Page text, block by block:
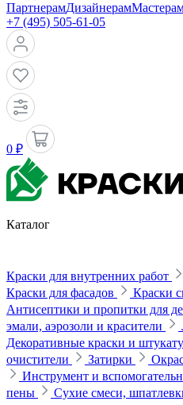
ПартнерамДизайнерам
+7 (495) 505-61-05
0 ₽
Каталог
Краски для внутренних работ
Краски для фасадов
Краски
Антисептики и пропитки для
эмали, аэрозоли и красители
Декоративные краски и
очистители
Затирки
Инструмент и
пены
Сухие смеси,